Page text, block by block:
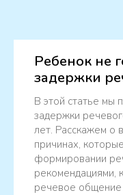
Ребенок не
задержки
В этой статье мы
задержки
лет. Расскажем о
причинах,
формировании
рекомендациями,
речевое общение